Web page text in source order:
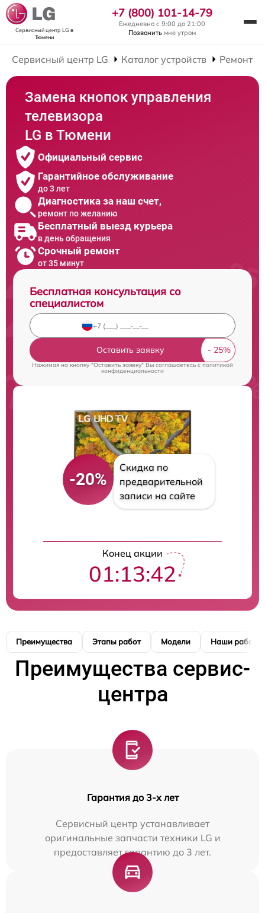
Сервисный центр LG в
Тюмени
+7 (800) 101-14-79
Ежедневно с 9:00 до 21:00
Позвонить мне утром
Сервисный центр LG Каталог устройств Ремонт
Замена кнопок управления
телевизора
LG в Тюмени
Официальный сервис
Гарантийное обслуживание
до 3 лет
Диагностика за наш счет,
ремонт по желанию
Бесплатный выезд курьера
в день обращения
Срочный ремонт
от 35 минут
Бесплатная консультация со
специалистом
Оставить заявку
Нажимая на кнопку "Оставить заявку" Вы соглашаетесь cполитикой
конфиденциальности
-20%
Скидка по
предварительной
записи на сайте
Конец акции
01:13:41
Преимущества Этапы работ Модели Наши работы
Преимущества сервис-
центра
Гарантия до 3-х лет
Сервисный центр устанавливает
оригинальные запчасти техники LG и
предоставляет гарантию до 3 лет.